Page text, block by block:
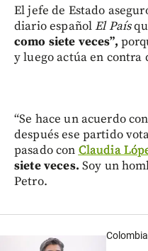
El jefe de Estado
diario españolEl País
como siete veces”,
y luego actúa en contra
“Se hace un acuerdo
después ese partido
pasado con Claudia
siete veces. Soy un
Petro.
Colombia